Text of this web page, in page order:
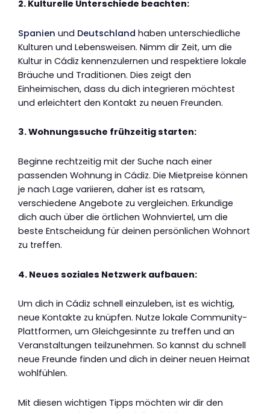
2. Kulturelle Unterschiede beachten:
Spanien und Deutschland haben unterschiedliche
Kulturen und Lebensweisen. Nimm dir Zeit, um die
Kultur in Cádiz kennenzulernen und respektiere lokale
Bräuche und Traditionen. Dies zeigt den
Einheimischen, dass du dich integrieren möchtest
und erleichtert den Kontakt zu neuen Freunden.
3. Wohnungssuche frühzeitig starten:
Beginne rechtzeitig mit der Suche nach einer
passenden Wohnung in Cádiz. Die Mietpreise können
je nach Lage variieren, daher ist es ratsam,
verschiedene Angebote zu vergleichen. Erkundige
dich auch über die örtlichen Wohnviertel, um die
beste Entscheidung für deinen persönlichen Wohnort
zu treffen.
4. Neues soziales Netzwerk aufbauen:
Um dich in Cádiz schnell einzuleben, ist es wichtig,
neue Kontakte zu knüpfen. Nutze lokale Community-
Plattformen, um Gleichgesinnte zu treffen und an
Veranstaltungen teilzunehmen. So kannst du schnell
neue Freunde finden und dich in deiner neuen Heimat
wohlfühlen.
Mit diesen wichtigen Tipps möchten wir dir den